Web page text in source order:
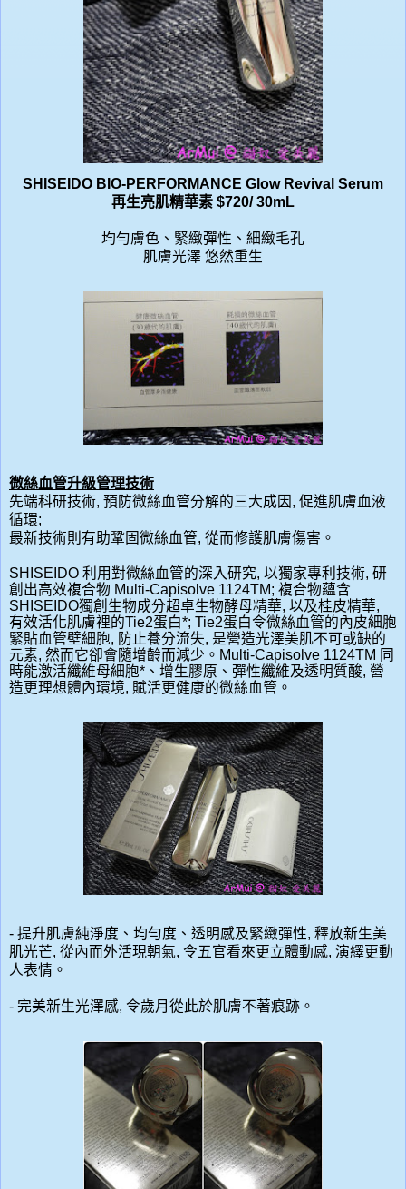
SHISEIDO BIO-PERFORMANCE Glow Revival Serum
再生亮肌精華素 $720/ 30mL
均勻膚色、緊緻彈性、細緻毛孔
肌膚光澤 悠然重生
微絲血管升級管理技術
先端科研技術, 預防微絲血管分解的三大成因, 促進肌膚血液
循環;
最新技術則有助鞏固微絲血管, 從而修護肌膚傷害。
SHISEIDO 利用對微絲血管的深入研究, 以獨家專利技術, 研
創出高效複合物 Multi-Capisolve 1124TM; 複合物蘊含
SHISEIDO獨創生物成分超卓生物酵母精華, 以及桂皮精華,
有效活化肌膚裡的Tie2蛋白*; Tie2蛋白令微絲血管的內皮細胞
緊貼血管壁細胞, 防止養分流失, 是營造光澤美肌不可或缺的
元素, 然而它卻會隨增齡而減少。 Multi-Capisolve 1124TM 同
時能激活纖維母細胞* 、增生膠原、彈性纖維及透明質酸, 營
造更理想體內環境, 賦活更健康的微絲血管。
- 提升肌膚純淨度、均勻度、透明感及緊緻彈性, 釋放新生美
肌光芒, 從內而外活現朝氣, 令五官看來更立體動感, 演繹更動
人表情。
- 完美新生光澤感, 令歲月從此於肌膚不著痕跡。